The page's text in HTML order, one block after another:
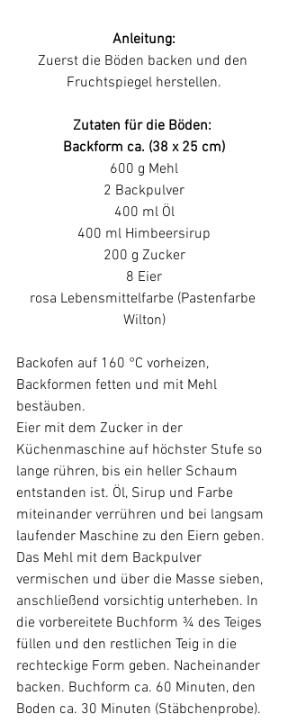
Anleitung:
Zuerst die Böden backen und den
Fruchtspiegel herstellen.
Zutaten für die Böden:
Backform ca. (38 x 25 cm)
600 g Mehl
2 Backpulver
400 ml Öl
400 ml Himbeersirup
200 g Zucker
8 Eier
rosa Lebensmittelfarbe (Pastenfarbe
Wilton)
Backofen auf 160 °C vorheizen,
Backformen fetten und mit Mehl
bestäuben.
Eier mit dem Zucker in der
Küchenmaschine auf höchster Stufe so
lange rühren, bis ein heller Schaum
entstanden ist. Öl, Sirup und Farbe
miteinander verrühren und bei langsam
laufender Maschine zu den Eiern geben.
Das Mehl mit dem Backpulver
vermischen und über die Masse sieben,
anschließend vorsichtig unterheben. In
die vorbereitete Buchform ¾ des Teiges
füllen und den restlichen Teig in die
rechteckige Form geben. Nacheinander
backen. Buchform ca. 60 Minuten, den
Boden ca. 30 Minuten (Stäbchenprobe).